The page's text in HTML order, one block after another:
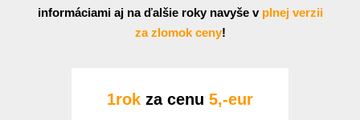
informáciami aj na ďalšie roky navyše v plnej verzii
za zlomok ceny!
1rok za cenu 5,-eur